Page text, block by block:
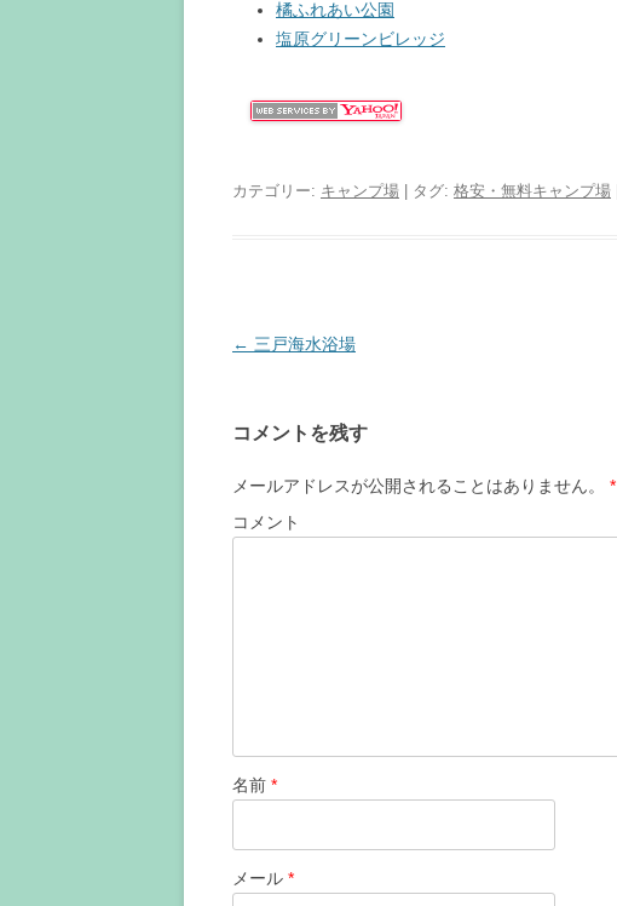
橘ふれあい公園
塩原グリーンビレッジ
カテゴリー: キャンプ場 | タグ: 格安・無料キャンプ場
投
ビ
ゲ
ー
← 三戸海水浴場
コメントを残す
メールアドレスが公開されることはありません。 *
コメント
名前 *
メール *